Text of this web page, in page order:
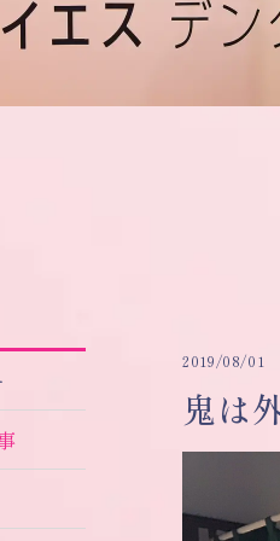
2019/08/01
鬼は